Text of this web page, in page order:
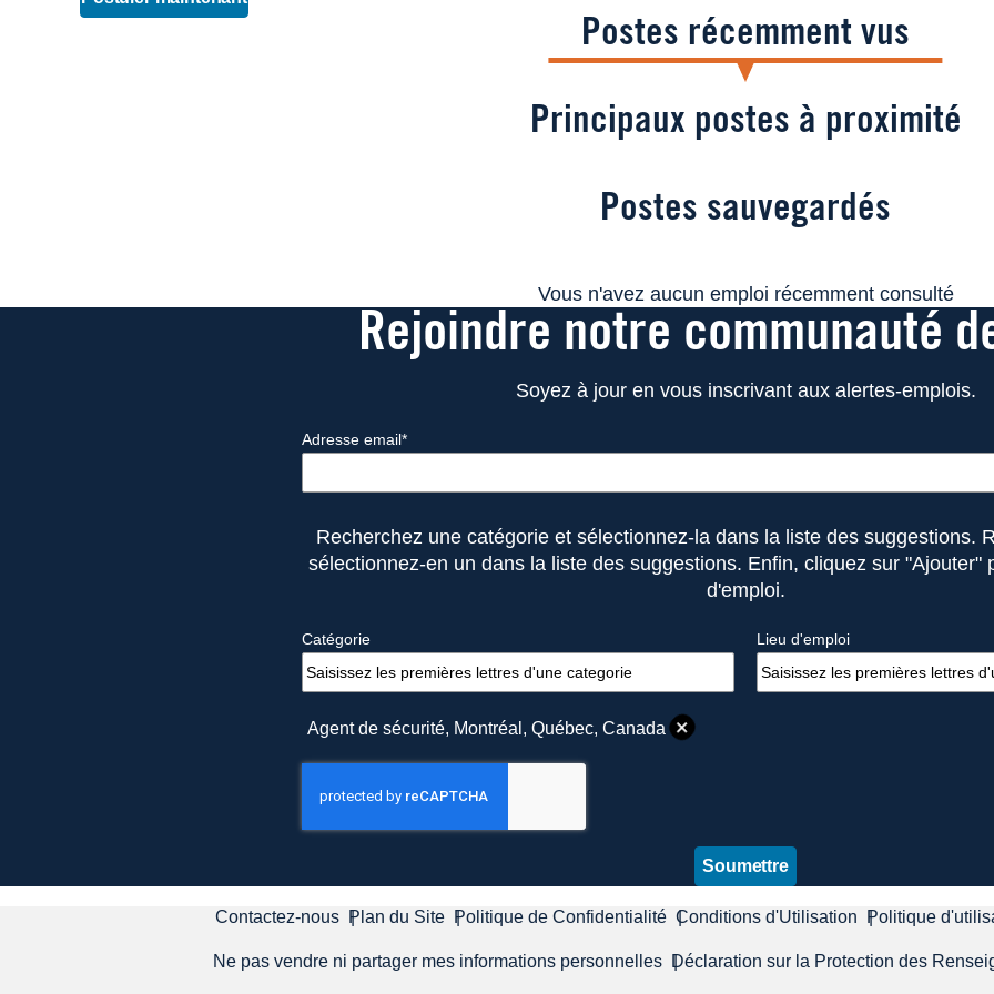
Postes récemment vus
Principaux postes à proximité
Postes sauvegardés
Vous n'avez aucun emploi récemment consulté
Rejoindre notre communauté
Soyez à jour en vous inscrivant aux alertes-emplois.
Adresse email
Recherchez une catégorie et sélectionnez-la dans la liste des suggestions.
sélectionnez-en un dans la liste des suggestions. Enfin, cliquez sur "Ajouter"
d'emploi.
Catégorie Lieu d'emploi
Agent de sécurité, Montréal, Québec, Canada
Soumettre
Contactez-nous Plan du Site Politique de Confidentialité Conditions d'Utilisation Politique
Ne pas vendre ni partager mes informations personnelles Déclaration sur la Protection des